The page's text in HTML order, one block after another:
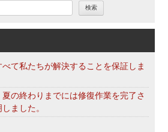
て私たちが解決することを保証しま
の終わりまでには修復作業を完了さ
ました。